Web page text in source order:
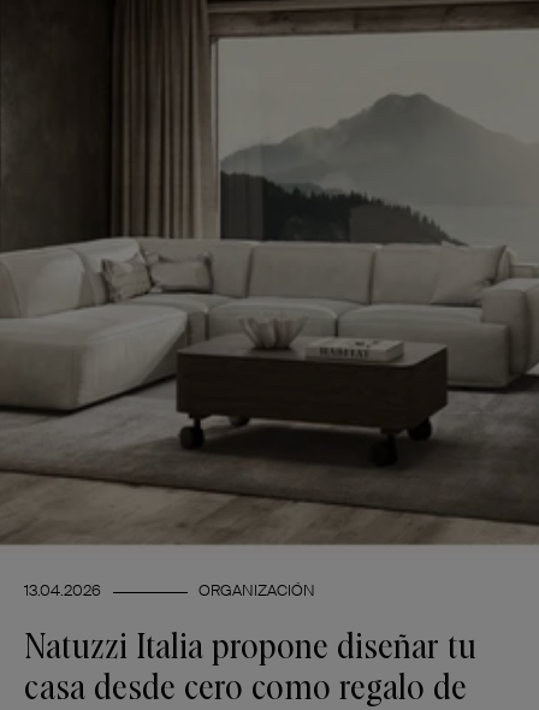
13.04.2026 ORGANIZACIÓN
Natuzzi Italia propone diseñar tu
casa desde cero como regalo de